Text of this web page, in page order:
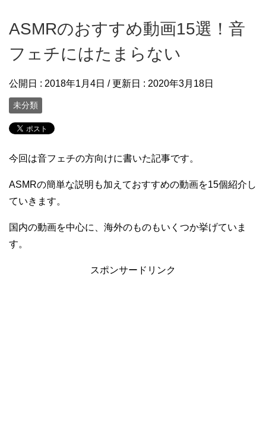
ASMRのおすすめ動画15選！音
フェチにはたまらない
公開日 : 2018年1月4日 / 更新日 : 2020年3月18日
未分類
今回は音フェチの方向けに書いた記事です。
ASMRの簡単な説明も加えておすすめの動画を15個紹介し
ていきます。
国内の動画を中心に、海外のものもいくつか挙げていま
す。
スポンサードリンク